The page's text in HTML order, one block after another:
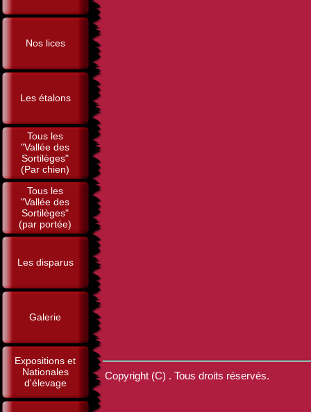
Nos lices
Les étalons
Tous les
"Vallée des
Sortilèges"
(Par chien)
Tous les
"Vallée des
Sortilèges"
(par portée)
Les disparus
Galerie
Expositions et
Nationales
d'élevage
Copyright (C) . Tous droits réservés.